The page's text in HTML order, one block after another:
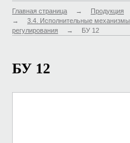
Главная страница → Продукция
→
3.4. Исполнительные механизмы
регулирования
→ БУ 12
БУ 12